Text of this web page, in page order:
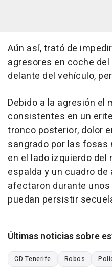
Aún así, trató de
agresores en coche
delante del vehículo,
Debido a la agresión el
consistentes en un
tronco posterior, dolor
sangrado por las fosas
en el lado izquierdo del
espalda y un cuadro de
afectaron durante
puedan persistir
Últimas noticias sobre
CD Tenerife Robos